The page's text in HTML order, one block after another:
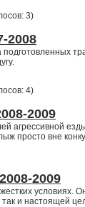
3)
2008
4)
2009
агрессивной
просто вне
2009
условиях.
так и настоящей